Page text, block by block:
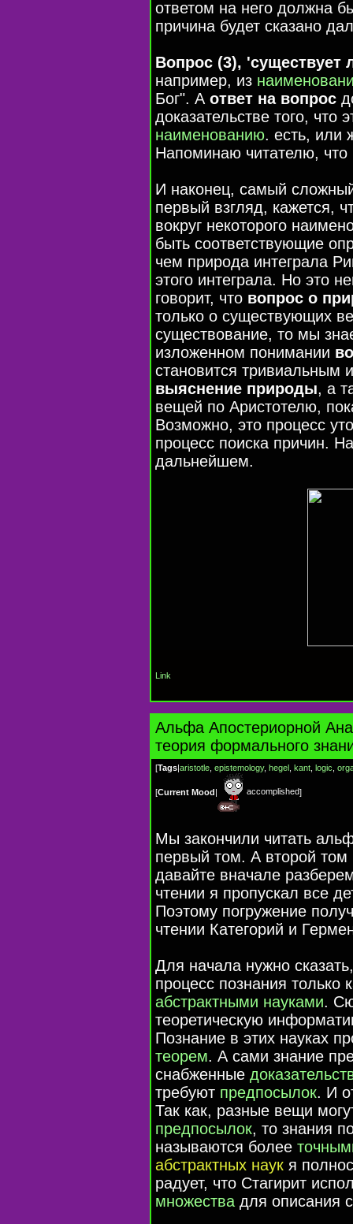
ответом на него должна
причина будет сказано
Вопрос (3), 'существует
например, из
Бог". А ответ на вопрос
доказательстве того, что
наименованию. есть, или
Напоминаю читателю, что
И наконец, самый
первый взгляд, кажется,
вокруг некоторого
быть соответствующие
чем природа интеграла
этого интеграла. Но это
говорит, что вопрос о
только о существующих
существование, то мы
изложенном понимании
становится
выяснение природы, а
вещей по Аристотелю,
Возможно, это процесс
процесс поиска причин.
дальнейшем.
Link
Альфа Апостериорной
теория формального
[Tags|aristotle epistemology, hegel kant logic
[Current Mood| accomplished]
Мы закончили читать
первый том. А второй том
давайте вначале
чтении я пропускал все
Поэтому погружение
чтении Категорий и
Для начала нужно
процесс познания только
абстрактными науками.
теоретическую
Познание в этих науках
теорем. А сами знание
снабженные
требуют предпосылок. И
Так как, разные вещи
предпосылок, то знания
называются более
абстрактных наук я
радует, что Стагирит
множества для описания